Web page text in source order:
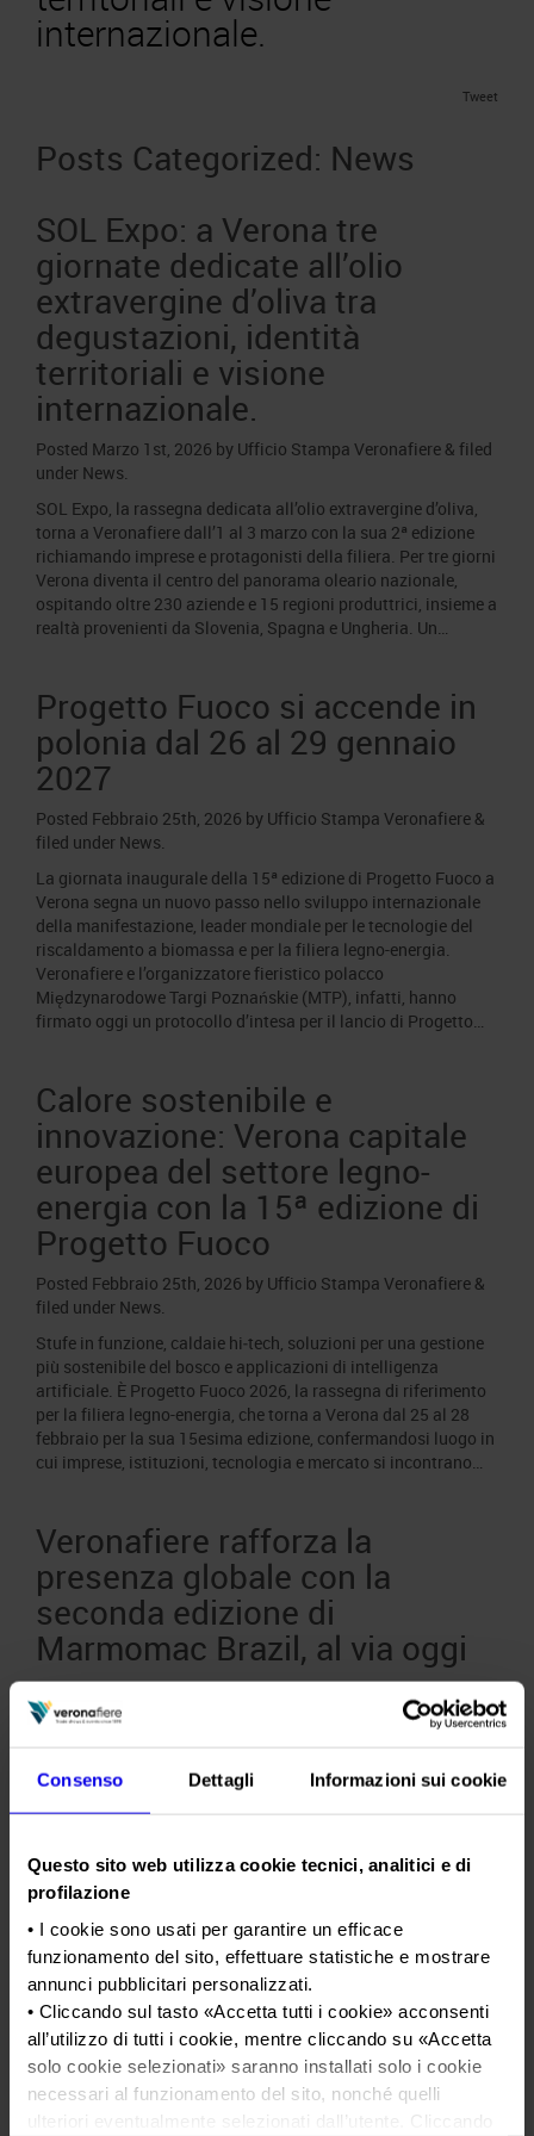
Consenso Dettagli Informazioni sui cookie
Questo sito web utilizza cookie tecnici, analitici e di
profilazione
• I cookie sono usati per garantire un efficace
funzionamento del sito, effettuare statistiche e mostrare
annunci pubblicitari personalizzati.
• Cliccando sul tasto «Accetta tutti i cookie» acconsenti
all’utilizzo di tutti i cookie, mentre cliccando su «Accetta
solo cookie selezionati» saranno installati solo i cookie
necessari al funzionamento del sito, nonché quelli
ulteriori eventualmente selezionati dall’utente. Cliccando
Numeri della fiera
Modello di Organizzazione, Gestione e Controllo
Responsabilità Sociale d’Impresa
Responsabilità ambientale
Certificazioni riconosciute
Società trasparente
Compensi Organi Societari
Accredito Stampa Marmomac 2026
internazionale.
Tweet
Posts Categorized: News
SOL Expo: a Verona tre
giornate dedicate all’olio
extravergine d’oliva tra
degustazioni, identità
territoriali e visione
internazionale.
Posted Marzo 1st, 2026 by Ufficio Stampa Veronafiere & filed
under News.
SOL Expo, la rassegna dedicata all’olio extravergine d’oliva,
torna a Veronafiere dall’1 al 3 marzo con la sua 2ª edizione
richiamando imprese e protagonisti della filiera. Per tre giorni
Verona diventa il centro del panorama oleario nazionale,
ospitando oltre 230 aziende e 15 regioni produttrici, insieme a
realtà provenienti da Slovenia, Spagna e Ungheria. Un…
Progetto Fuoco si accende in
polonia dal 26 al 29 gennaio
2027
Posted Febbraio 25th, 2026 by Ufficio Stampa Veronafiere &
filed under News.
La giornata inaugurale della 15ª edizione di Progetto Fuoco a
Verona segna un nuovo passo nello sviluppo internazionale
della manifestazione, leader mondiale per le tecnologie del
riscaldamento a biomassa e per la filiera legno-energia.
Veronafiere e l’organizzatore fieristico polacco
Międzynarodowe Targi Poznańskie (MTP), infatti, hanno
firmato oggi un protocollo d’intesa per il lancio di Progetto…
Calore sostenibile e
innovazione: Verona capitale
europea del settore legno-
energia con la 15ª edizione di
Progetto Fuoco
Posted Febbraio 25th, 2026 by Ufficio Stampa Veronafiere &
filed under News.
Stufe in funzione, caldaie hi‑tech, soluzioni per una gestione
più sostenibile del bosco e applicazioni di intelligenza
artificiale. È Progetto Fuoco 2026, la rassegna di riferimento
per la filiera legno-energia, che torna a Verona dal 25 al 28
febbraio per la sua 15esima edizione, confermandosi luogo in
cui imprese, istituzioni, tecnologia e mercato si incontrano…
Veronafiere rafforza la
presenza globale con la
seconda edizione di
Marmomac Brazil, al via oggi
PostedFebbraio 24th, 2026byUfficio Stampa Veronafiere&
filed underNews
La filiera della pietra naturale guarda al Brasile. A San Paolo
ha aperto oggi la seconda edizione dell’evento che porta
Marmomac nel cuore del continente sudamericano.
Marmomac Brazil, in programma fino a giovedì 26 febbraio
quest’anno su due padiglioni con 200 aziende della filiera
lapidea provenienti da…
Veronafiere e AIC Veneto
insieme per un’offerta food
gluten-free e inclusiva
Febbraio 20th, 2026 Ufficio Stampa Veronafiere
filed underNews.